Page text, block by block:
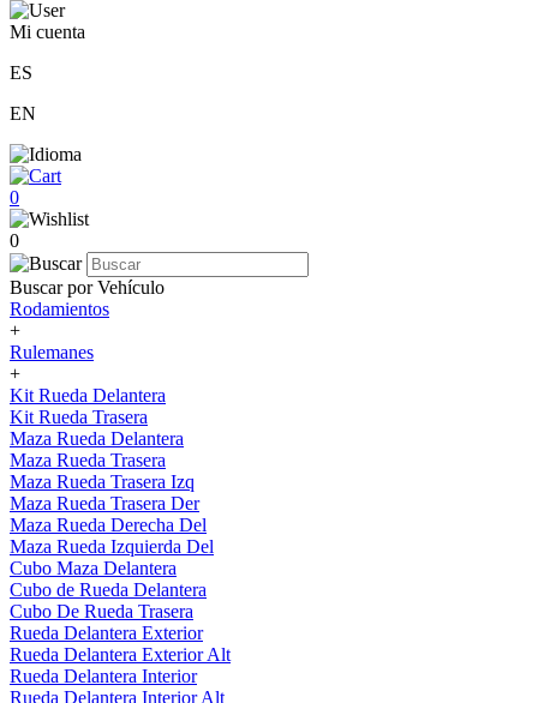
Mi cuenta
ES
EN
0
0
Buscar por Vehículo
Rodamientos
+
Rulemanes
+
Kit Rueda Delantera
Kit Rueda Trasera
Maza Rueda Delantera
Maza Rueda Trasera
Maza Rueda Trasera Izq
Maza Rueda Trasera Der
Maza Rueda Derecha Del
Maza Rueda Izquierda Del
Cubo Maza Delantera
Cubo de Rueda Delantera
Cubo De Rueda Trasera
Rueda Delantera Exterior
Rueda Delantera Exterior Alt
Rueda Delantera Interior
Rueda Delantera Interior Alt